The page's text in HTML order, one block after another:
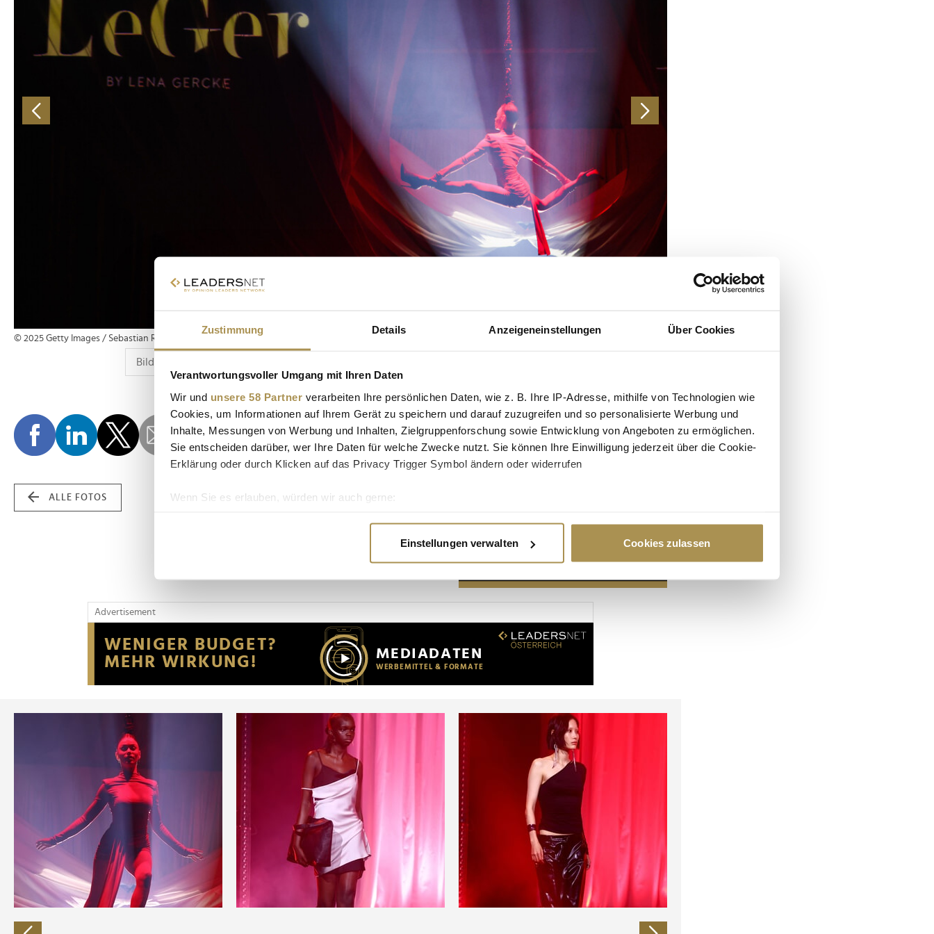
Zustimmung Details Anzeigeneinstellungen Über Cookies
Verantwortungsvoller Umgang mit Ihren Daten
Wir und unsere 58 Partner verarbeiten Ihre persönlichen Daten, wie z. B. Ihre IP-Adresse, mithilfe von Technologien wie
Cookies, um Informationen auf Ihrem Gerät zu speichern und darauf zuzugreifen und so personalisierte Werbung und
Inhalte, Messungen von Werbung und Inhalten, Zielgruppenforschung sowie Entwicklung von Angeboten zu ermöglichen.
Sie entscheiden darüber, wer Ihre Daten für welche Zwecke nutzt. Sie können Ihre Einwilligung jederzeit über die Cookie-
Erklärung oder durch Klicken auf das Privacy Trigger Symbol ändern oder widerrufen
Wenn Sie es erlauben, würden wir auch gerne:
Erfahren Sie mehr darüber, wie Ihre persönlichen Daten verarbeitet werden, und legen Sie Ihre Präferenzen im
Wir verwenden Cookies, um Inhalte und Anzeigen zu personalisieren, Funktionen für soziale Medien anbieten zu können
Website an unsere Partner für soziale Medien, Werbung und Analysen weiter. Unsere Partner führen diese Informationen
möglicherweise mit weiteren Daten zusammen, die Sie ihnen bereitgestellt haben oder die sie im Rahmen Ihrer Nutzung
der Dienste gesammelt haben.
Einstellungen verwalten Cookies zulassen
© 2025 Getty Images / Sebastian Reuter www.reuterphotography.com;
ALLE FOTOS
Advertisement
Advertisement